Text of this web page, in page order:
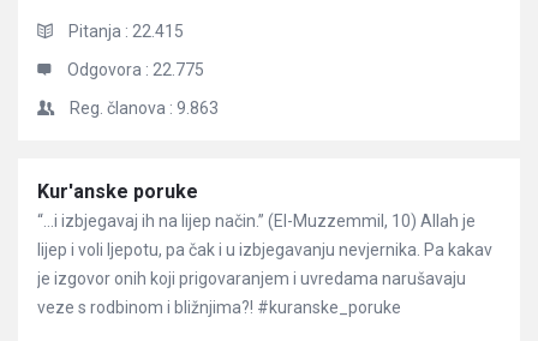
Pitanja : 22.415
Odgovora : 22.775
Reg. članova : 9.863
Članci
Kur'anske poruke
“…i izbjegavaj ih na lijep način.” (El-Muzzemmil, 10) Allah je
lijep i voli ljepotu, pa čak i u izbjegavanju nevjernika. Pa kakav
je izgovor onih koji prigovaranjem i uvredama narušavaju
veze s rodbinom i bližnjima?! #kuranske_poruke